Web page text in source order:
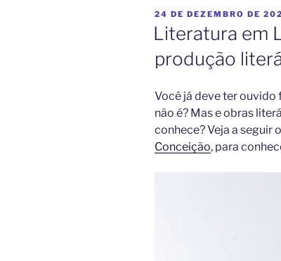
24 DE DEZEMBRO DE
Literatura em
produção
Você já deve ter ouvido
não é? Mas e obras
conhece? Veja a seguir
Conceição, para